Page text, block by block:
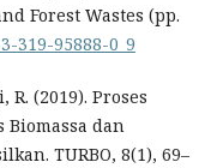
Forest Wastes (pp.
319-95888-0_9
(2019). Proses
Biomassa dan
TURBO, 8(1), 69–